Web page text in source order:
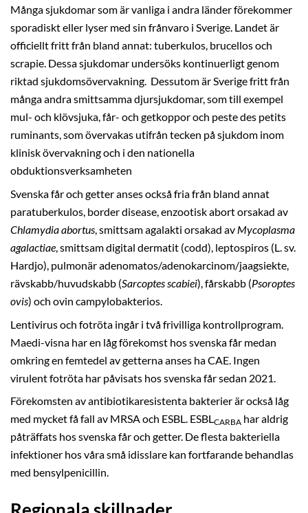
Många sjukdomar som är vanliga i andra länder förekommer
sporadiskt eller lyser med sin frånvaro i Sverige. Landet är
officiellt fritt från bland annat: tuberkulos, brucellos och
scrapie. Dessa sjukdomar undersöks kontinuerligt genom
riktad sjukdomsövervakning. Dessutom är Sverige fritt från
många andra smittsamma djursjukdomar, som till exempel
mul- och klövsjuka, får- och getkoppor och peste des petits
ruminants, som övervakas utifrån tecken på sjukdom inom
klinisk övervakning och i den nationella
obduktionsverksamheten
Svenska får och getter anses också fria från bland annat
paratuberkulos, border disease, enzootisk abort orsakad av
Chlamydia abortus, smittsam agalakti orsakad av Mycoplasma
agalactiae, smittsam digital dermatit (codd), leptospiros (L. sv.
Hardjo), pulmonär adenomatos/adenokarcinom/jaagsiekte,
rävskabb/huvudskabb (Sarcoptes scabiei), fårskabb (Psoroptes
ovis) och ovin campylobakterios.
Lentivirus och fotröta ingår i två frivilliga kontrollprogram.
Maedi-visna har en låg förekomst hos svenska får medan
omkring en femtedel av getterna anses ha CAE. Ingen
virulent fotröta har påvisats hos svenska får sedan 2021.
Förekomsten av antibiotikaresistenta bakterier är också låg
med mycket få fall av MRSA och ESBL. ESBLCARBA har aldrig
påträffats hos svenska får och getter. De flesta bakteriella
infektioner hos våra små idisslare kan fortfarande behandlas
med bensylpenicillin.